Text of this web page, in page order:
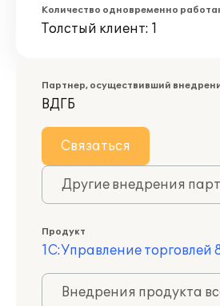
Количество одновременно
Толстый клиент: 1
Партнер, осуществивший
ВДГБ
Связаться
Другие внедрения
Продукт
1С:Управление торговлей
Внедрения продукта